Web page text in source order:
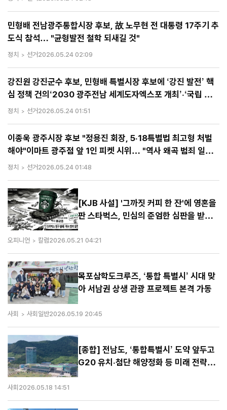
민형배 전남광주통합시장 후보, 故 노무현 전 대통령 17주기 추
도식 참석… "균형발전 철학 되새길 것"
정치 선거2026.05.24 02:09
강진원 강진군수 후보, 민형배 특별시장 후보에 ‘강진 발전’ 핵
심 정책 건의‘2030 광주전남 세계도자엑스포 개최’·‘국립 제2
다산청렴연수원 건립’ 등 2건 요청"소속 정당 떠나 지역 발전
정치 선거2026.05.24 01:51
이종욱 광주시장 후보 "정용진 회장, 5·18특별법 최고형 처벌
해야"이마트 광주점 앞 1인 피켓 시위… "역사 왜곡 범죄 일벌
백계하고 경영권 박탈하라" 촉구
정치 선거2026.05.24 01:48
[KJB 사설] '그까짓 커피 한 잔'에 영혼을
판 스타벅스, 민심의 준엄한 심판을 받으
오피니언 칼럼2026.05.21 04:21
목포삼학도크루즈, ‘통합 특별시’ 시대 맞
아 서남권 상생 관광 프로젝트 본격 가동
사회 사회일반2026.05.19 20:45
[종합] 전남도, ‘통합특별시’ 도약 앞두고
G20 유치·첨단 해양정화 등 미래 전략
사회 2026.05.18 14:51